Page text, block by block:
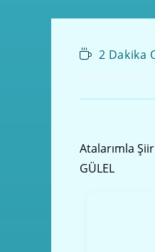
2 Dakika
Atalarımla
GÜLEL